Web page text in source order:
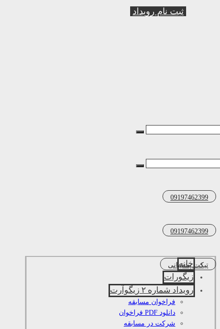
ثبت نام رویداد
09197462399
09197462399
تیکت پشتیبانی
خانه
زیگورات
رویداد شماره ۲ زیگوآرت
فراخوان مسابقه
دانلود PDF فراخوان
شرکت در مسابقه